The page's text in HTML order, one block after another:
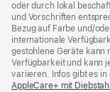
oder durch lokal
und Vorschriften
Bezug auf Farbe und/
internationale
gestohlene Geräte
Verfügbarkeit und kann
variieren. Infos gibt es
AppleCare+ mit